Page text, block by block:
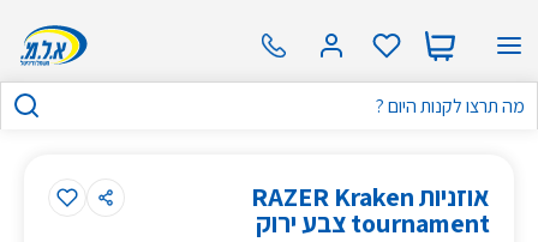
אוזניות RAZER Kraken
tournament צבע ירוק